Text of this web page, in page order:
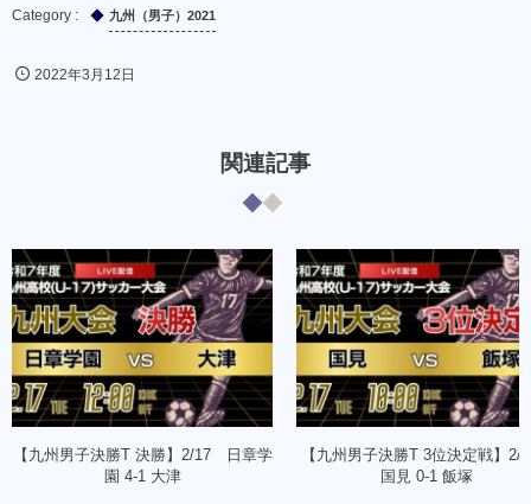
九州（男子）2021
2022年3月12日
関連記事
【九州男子決勝T 決勝】2/17 日章学
園 4-1 大津
【九州男子決勝T 3位決定戦】
国見 0-1 飯塚